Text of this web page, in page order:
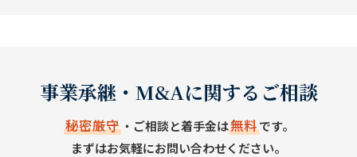
事業承継・M&Aに関するご相談
秘密厳守・ご相談と着手金は無料です。
まずはお気軽にお問い合わせください。